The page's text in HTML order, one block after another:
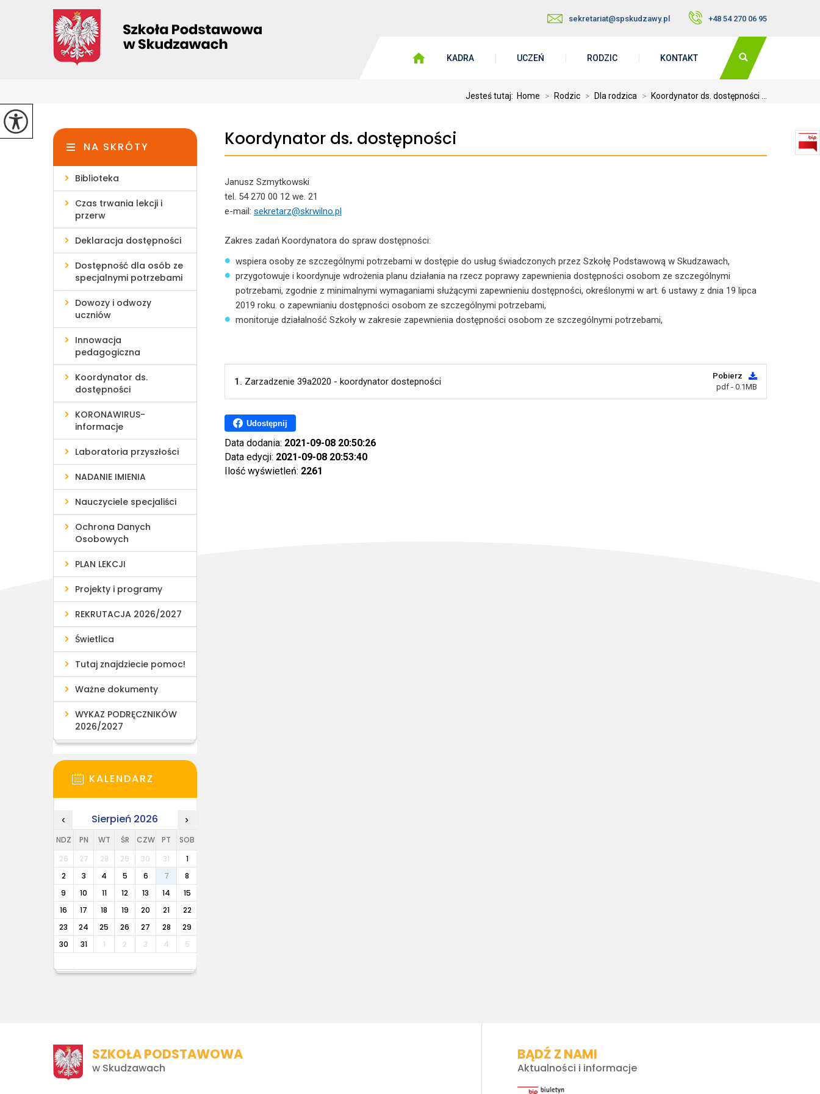
sekretariat@spskudzawy.pl +48 54 270 06 95
KADRA UCZEŃ RODZIC KONTAKT
Jesteś tutaj: Home > Rodzic > Dla rodzica > Koordynator ds. dostępności ...
Koordynator ds. dostępności
Janusz Szmytkowski
tel. 54 270 00 12 we. 21
e-mail: sekretarz@skrwilno.pl
Zakres zadań Koordynatora do spraw dostępności:
wspiera osoby ze szczególnymi potrzebami w dostępie do usług świadczonych przez Szkołę Podstawową w Skudzawach,
przygotowuje i koordynuje wdrożenia planu działania na rzecz poprawy zapewnienia dostępności osobom ze szczególnymi
potrzebami, zgodnie z minimalnymi wymaganiami służącymi zapewnieniu dostępności, określonymi w art. 6 ustawy z dnia 19 lipca
2019 roku. o zapewnianiu dostępności osobom ze szczególnymi potrzebami,
monitoruje działalność Szkoły w zakresie zapewnienia dostępności osobom ze szczególnymi potrzebami,
1. Zarzadzenie 39a2020 - koordynator dostepności
Pobierz
pdf - 0.1MB
Udostępnij
Data dodania: 2021-09-08 20:50:26
Data edycji: 2021-09-08 20:53:40
Ilość wyświetleń: 2261
NA SKRÓTY
Biblioteka
Czas trwania lekcji i
przerw
Deklaracja dostępności
Dostępność dla osób ze
specjalnymi potrzebami
Dowozy i odwozy
uczniów
Innowacja
pedagogiczna
Koordynator ds.
dostępności
KORONAWIRUS-
informacje
Laboratoria przyszłości
NADANIE IMIENIA
Nauczyciele specjaliści
Ochrona Danych
Osobowych
PLAN LEKCJI
Projekty i programy
REKRUTACJA 2026/2027
Świetlica
Tutaj znajdziecie pomoc!
Ważne dokumenty
WYKAZ PODRĘCZNIKÓW
2026/2027
KALENDARZ
‹ Sierpień 2026 ›
NDZ PN WT ŚR CZW PT
SOB
26
27 28 29 30 31
1
2
3 4 5 6 7
8
9
10 11 12 13 14
15
16
17 18 19 20 21
22
23
24 25 26 27 28
29
30
31 1 2 3 4 5
SZKOŁA PODSTAWOWA
w Skudzawach
BĄDŹ Z NAMI
Aktualności i informacje